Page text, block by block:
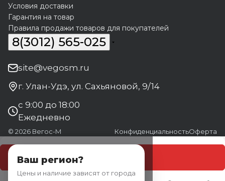
Условия доставки
Гарантия на товар
Правила продажи товаров для покупателей
8(3012) 565-025
site@vegosm.ru
г. Улан-Удэ, ул. Сахьяновой, 9/14
с 9:00 до 18:00
Ежедневно
© 2026 Вегос-М КонфиденциальностьОферта
Ваш регион?
Цены и наличие зависят от города